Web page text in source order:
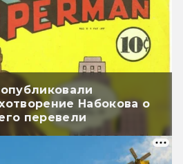
Набокова о
перевели